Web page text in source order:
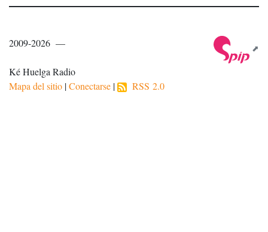
2009-2026 —
Ké Huelga Radio
Mapa del sitio |Conectarse | RSS 2.0